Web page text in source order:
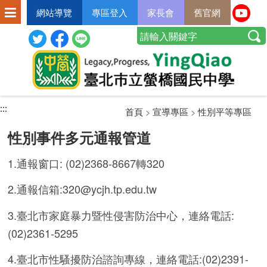
網站導覽 專區登入 家長會 舊官網
:::
:::
性別事件多元通報管道
首頁> 宣導專區 >性別平等專區
1.通報窗口: (02)2368-8667轉320
2.通報信箱:320@ycjh.tp.edu.tw
3.臺北市家庭暴力暨性侵害防治中心，連絡電話:
(02)2361-5295
4.臺北市性騷擾防治諮詢專線，連絡電話:(02)2391-